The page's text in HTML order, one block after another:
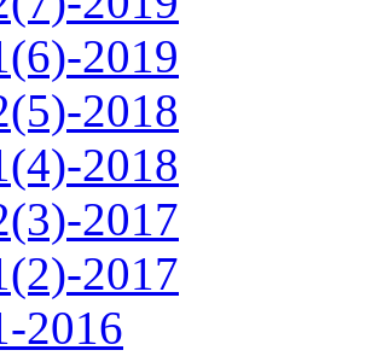
2019
2018
2018
2017
2017
2016